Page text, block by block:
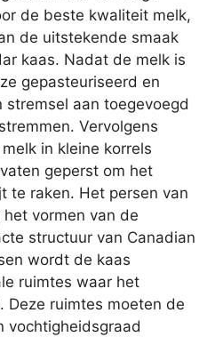
de beste kwaliteit melk,
de uitstekende smaak
kaas. Nadat de melk is
gepasteuriseerd en
stremsel aan toegevoegd
Vervolgens
in kleine korrels
geperst om het
te raken. Het persen van
vormen van de
structuur van Canadian
wordt de kaas
ruimtes waar het
Deze ruimtes moeten de
vochtigheidsgraad